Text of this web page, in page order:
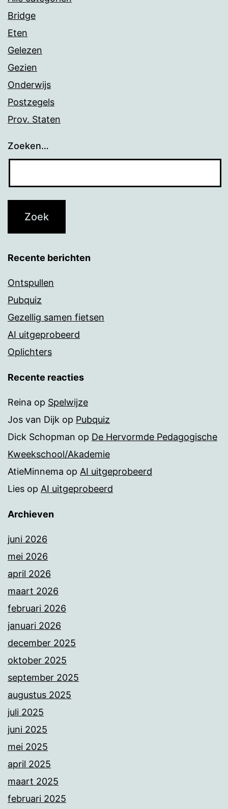
Bridge
Eten
Gelezen
Gezien
Onderwijs
Postzegels
Prov. Staten
Zoeken…
Recente berichten
Ontspullen
Pubquiz
Gezellig samen fietsen
AI uitgeprobeerd
Oplichters
Recente reacties
Reina op Spelwijze
Jos van Dijk op Pubquiz
Dick Schopman op De Hervormde Pedagogische
Kweekschool/Akademie
AtieMinnema op AI uitgeprobeerd
Lies op AI uitgeprobeerd
Archieven
juni 2026
mei 2026
april 2026
maart 2026
februari 2026
januari 2026
december 2025
oktober 2025
september 2025
augustus 2025
juli 2025
juni 2025
mei 2025
april 2025
maart 2025
februari 2025